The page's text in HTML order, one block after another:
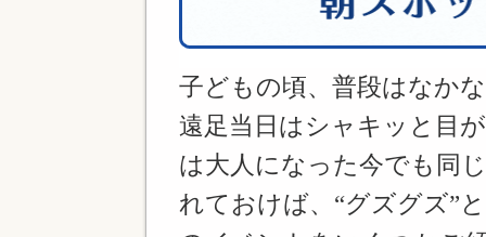
子どもの頃、普段はなか
遠足当日はシャキッと目
は大人になった今でも同
れておけば、“グズグズ”